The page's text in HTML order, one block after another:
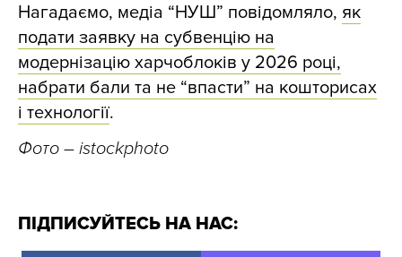
Нагадаємо, медіа “НУШ” повідомляло, як
подати заявку на субвенцію на
модернізацію харчоблоків у 2026 році,
набрати бали та не “впасти” на кошторисах
і технології.
Фото – istockphoto
ПІДПИСУЙТЕСЬ НА НАС: